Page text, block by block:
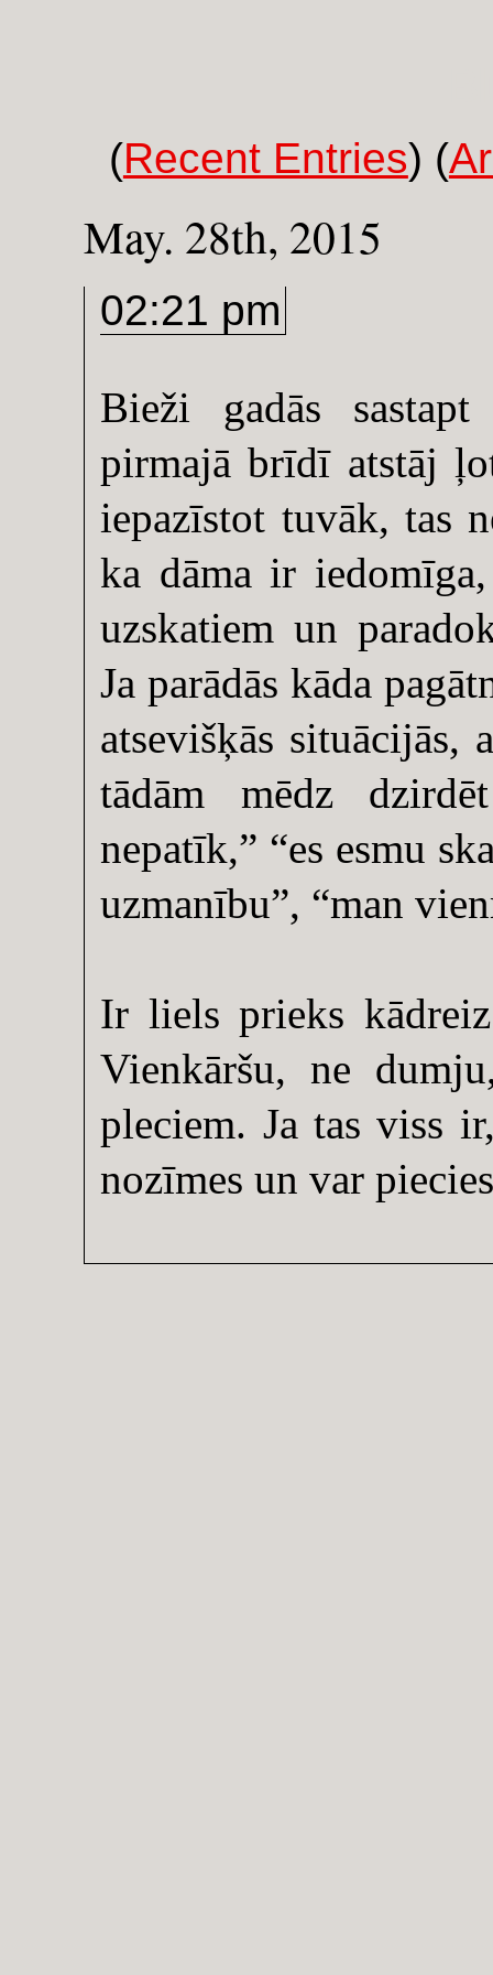
(Recent Entries) (
May. 28th, 2015
02:21 pm
Bieži gadās
pirmajā brīdī atstāj
iepazīstot tuvāk, tas
ka dāma ir
uzskatiem un
Ja parādās kāda
atsevišķās situācijās,
tādām mēdz
nepatīk,” “es esmu
uzmanību”, “man
Ir liels prieks
Vienkāršu, ne
pleciem. Ja tas viss
nozīmes un var